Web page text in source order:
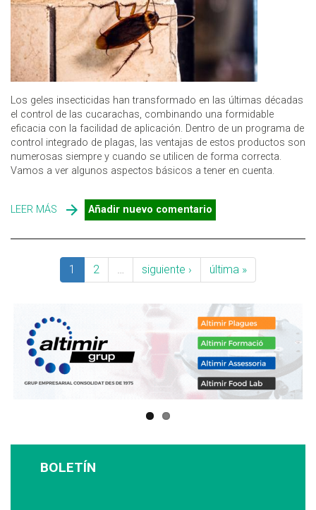
Los geles insecticidas han transformado en las últimas décadas
el control de las cucarachas, combinando una formidable
eficacia con la facilidad de aplicación. Dentro de un programa de
control integrado de plagas, las ventajas de estos productos son
numerosas siempre y cuando se utilicen de forma correcta.
Vamos a ver algunos aspectos básicos a tener en cuenta.
LEER MÁS SOBRE GELES INSECTICIDAS PARA EL CONTROL DE
CUCARACHAS: ASPECTOS BÁSICOS PARA UN USO
EFECTIVO
Añadir nuevo comentario
1 2 siguiente › última »
BOLETÍN